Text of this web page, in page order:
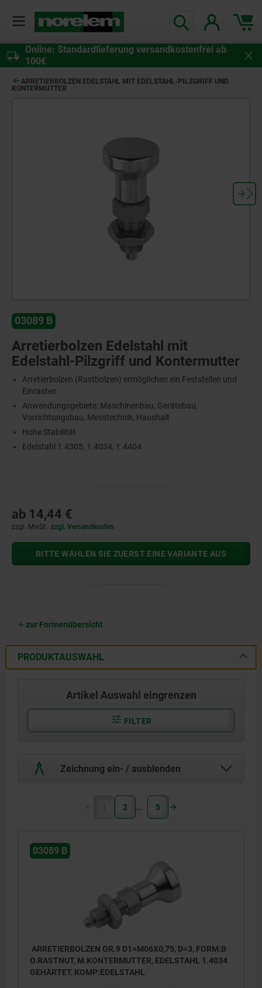
Online: Standardlieferung versandkostenfrei ab
100€
ARRETIERBOLZEN EDELSTAHL MIT EDELSTAHL-PILZGRIFF UND
KONTERMUTTER
03089 B
Arretierbolzen Edelstahl mit
Edelstahl-Pilzgriff und Kontermutter
Arretierbolzen (Rastbolzen) ermöglichen ein Feststellen und
Einrasten
Anwendungsgebiete: Maschinenbau, Gerätebau,
Vorrichtungsbau, Messtechnik, Haushalt
Hohe Stabilität
Edelstahl 1.4305, 1.4034, 1.4404
ab 14,44 €
zzgl. MwSt. zzgl. Versandkosten
BITTE WÄHLEN SIE ZUERST EINE VARIANTE AUS
zur Formenübersicht
PRODUKTAUSWAHL
Artikel Auswahl eingrenzen
FILTER
Zeichnung ein- / ausblenden
1 2 5
03089 B
ARRETIERBOLZEN GR.9 D1=M06X0,75, D=3, FORM:B
O.RASTNUT, M.KONTERMUTTER, EDELSTAHL 1.4034
GEHÄRTET, KOMP:EDELSTAHL